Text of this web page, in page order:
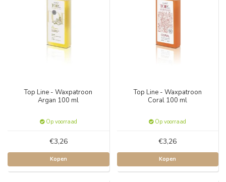
Top Line - Waxpatroon
Argan 100 ml
Op voorraad
€3,26
Kopen
Top Line - Waxpatroon
Coral 100 ml
Op voorraad
€3,26
Kopen